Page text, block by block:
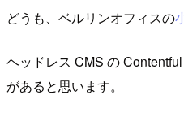
どうも、ベルリンオフィスの
ヘッドレス CMS の
があると思います。